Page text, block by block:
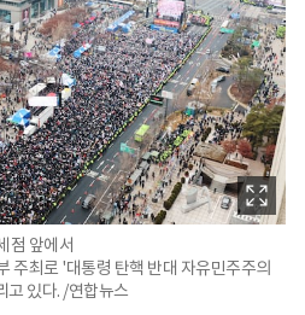
점 앞에서
주최로 '대통령 탄핵 반대 자유민주주의
고 있다. /연합뉴스